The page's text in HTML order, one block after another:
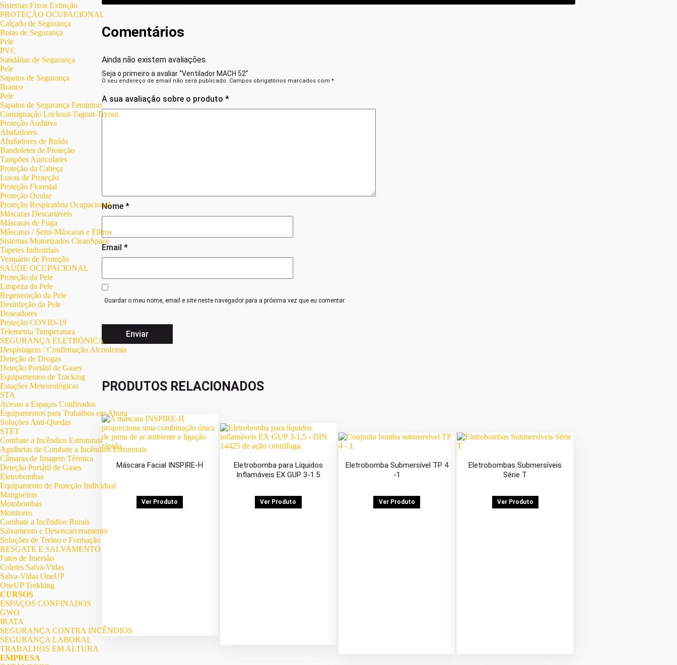
Sistemas Fixos Extinção
PROTEÇÃO OCUPACIONAL
Calçado de Segurança
Botas de Segurança
Pele
PVC
Sandálias de Segurança
Pele
Sapatos de Segurança
Branco
Pele
Sapatos de Segurança Feminino
Consignação Lockout-Tagout-Tryout
Proteção Auditiva
Abafadores
Abafadores de Ruído
Bandoletes de Proteção
Tampões Auriculares
Proteção da Cabeça
Luvas de Proteção
Proteção Florestal
Proteção Ocular
Proteção Respiratória Ocupacional
Máscaras Descartáveis
Máscaras de Fuga
Máscaras / Semi-Máscaras e Filtros
Sistemas Motorizados CleanSpace
Tapetes Industriais
Vestuário de Proteção
SAÚDE OCUPACIONAL
Proteção da Pele
Limpeza da Pele
Regeneração da Pele
Desinfeção da Pele
Doseadores
Proteção COVID-19
Telemetria Temperatura
SEGURANÇA ELETRÓNICA
Despistagem / Confirmação Alcoolemia
Deteção de Drogas
Deteção Portátil de Gases
Equipamentos de Tracking
Estações Meteorológicas
STA
Acesso a Espaços Confinados
Equipamentos para Trabalhos em Altura
Soluções Anti-Quedas
STET
Combate a Incêndios Estruturais
Agulhetas de Combate a Incêndios Estruturais
Câmaras de Imagem Térmica
Deteção Portátil de Gases
Eletrobombas
Equipamento de Proteção Individual
Mangueiras
Motobombas
Monitores
Combate a Incêndios Rurais
Salvamento e Desencarceramento
Soluções de Treino e Formação
RESGATE E SALVAMENTO
Fatos de Imersão
Coletes Salva-Vidas
Salva-Vidas OneUP
OneUP Trekking
CURSOS
ESPAÇOS CONFINADOS
GWO
IRATA
SEGURANÇA CONTRA INCÊNDIOS
SEGURANÇA LABORAL
TRABALHOS EM ALTURA
EMPRESA
Comentários
Ainda não existem avaliações.
Seja o primeiro a avaliar “Ventilador MACH 52”
O seu endereço de email não será publicado. Campos obrigatórios marcados com *
A sua avaliação sobre o produto *
Nome *
Email *
Guardar o meu nome, email e site neste navegador para a próxima vez que eu comentar.
PRODUTOS RELACIONADOS
Máscara Facial INSPIRE-H
Ver Produto
Eletrobomba para Líquidos
Inflamáveis EX GUP 3-1.5
Ver Produto
Eletrobomba Submersível TP 4
-1
Ver Produto
Eletrobombas Submersíveis
Série T
Ver Produto